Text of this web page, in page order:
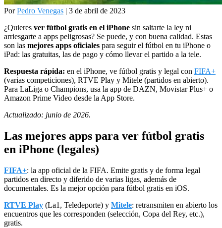
PorPedro Venegas | 3 de abril de 2023
¿Quieres ver fútbol gratis en el iPhone sin saltarte la ley ni
arriesgarte a apps peligrosas? Se puede, y con buena calidad. Estas
son las mejores apps oficiales para seguir el fútbol en tu iPhone o
iPad: las gratuitas, las de pago y cómo llevar el partido a la tele.
Respuesta rápida: en el iPhone, ve fútbol gratis y legal con FIFA+
(varias competiciones), RTVE Play y Mitele (partidos en abierto).
Para LaLiga o Champions, usa la app de DAZN, Movistar Plus+ o
Amazon Prime Video desde la App Store.
Actualizado: junio de 2026.
Las mejores apps para ver fútbol gratis
en iPhone (legales)
FIFA+: la app oficial de la FIFA. Emite gratis y de forma legal
partidos en directo y diferido de varias ligas, además de
documentales. Es la mejor opción para fútbol gratis en iOS.
RTVE Play (La1, Teledeporte) y Mitele: retransmiten en abierto los
encuentros que les corresponden (selección, Copa del Rey, etc.),
gratis.